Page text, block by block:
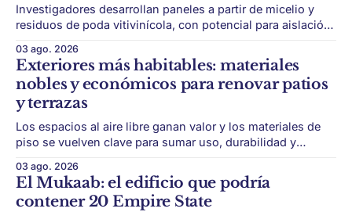
Investigadores desarrollan paneles a partir de micelio y
residuos de poda vitivinícola, con potencial para aislación
puede convertir un residuo vitivinícola en un material de
construcción. El desarrollo parte de restos de poda de vid
y micelio, la parte vegetativa de los
03 ago. 2026
Exteriores más habitables: materiales
nobles y económicos para renovar patios
y terrazas
Los espacios al aire libre ganan valor y los materiales de
piso se vuelven clave para sumar uso, durabilidad y
y terrazas se volvieron protagonistas de la vivienda.
Después de años en los que el exterior era visto como un
plus,
03 ago. 2026
El Mukaab: el edificio que podría
contener 20 Empire State